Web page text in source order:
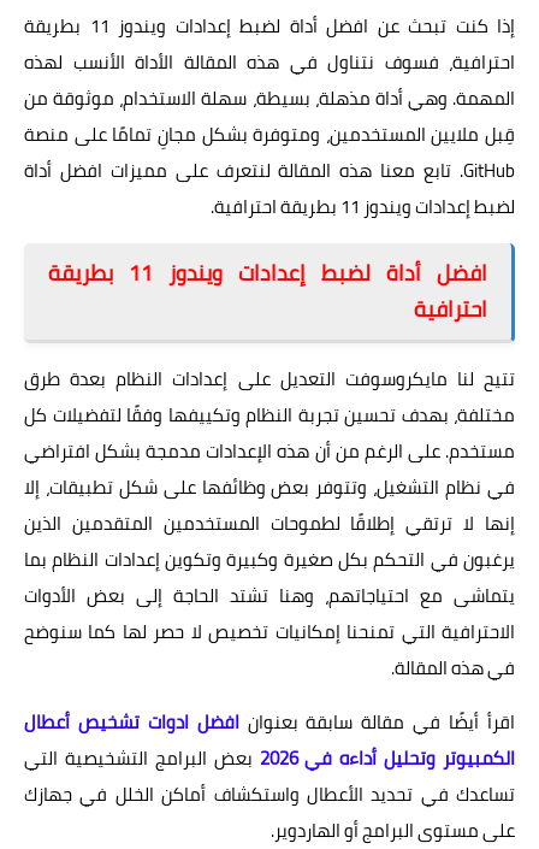
إذا كنت تبحث عن افضل أداة لضبط إعدادات ويندوز 11 بطريقة
احترافية، فسوف نتناول في هذه المقالة الأداة الأنسب لهذه
المهمة. وهي أداة مذهلة، بسيطة، سهلة الاستخدام، موثوقة من
قِبل ملايين المستخدمين، ومتوفرة بشكل مجانِ تمامًا على منصة
GitHub. تابع معنا هذه المقالة لنتعرف على مميزات افضل أداة
لضبط إعدادات ويندوز 11 بطريقة احترافية.
افضل أداة لضبط إعدادات ويندوز 11 بطريقة
احترافية
تتيح لنا مايكروسوفت التعديل على إعدادات النظام بعدة طرق
مختلفة، بهدف تحسين تجربة النظام وتكييفها وفقًا لتفضيلات كل
مستخدم. على الرغم من أن هذه الإعدادات مدمجة بشكل افتراضي
في نظام التشغيل، وتتوفر بعض وظائفها على شكل تطبيقات، إلا
إنها لا ترتقي إطلاقًا لطموحات المستخدمين المتقدمين الذين
يرغبون في التحكم بكل صغيرة وكبيرة وتكوين إعدادات النظام بما
يتماشى مع احتياجاتهم، وهنا تشتد الحاجة إلى بعض الأدوات
الاحترافية التي تمنحنا إمكانيات تخصيص لا حصر لها كما سنوضح
في هذه المقالة.
اقرأ أيضًا في مقالة سابقة بعنوانافضل ادوات تشخيص أعطال
الكمبيوتر وتحليل أداءه في 2026
بعض البرامج التشخيصية التي
تساعدك في تحديد الأعطال واستكشاف أماكن الخلل في جهازك
على مستوى البرامج أو الهاردوير.